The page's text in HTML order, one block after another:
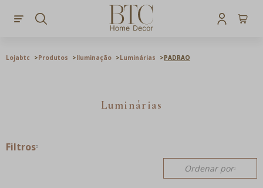
Lojabtc Produtos Iluminação Luminárias PADRAO
Luminárias
Filtros
Ordenar por